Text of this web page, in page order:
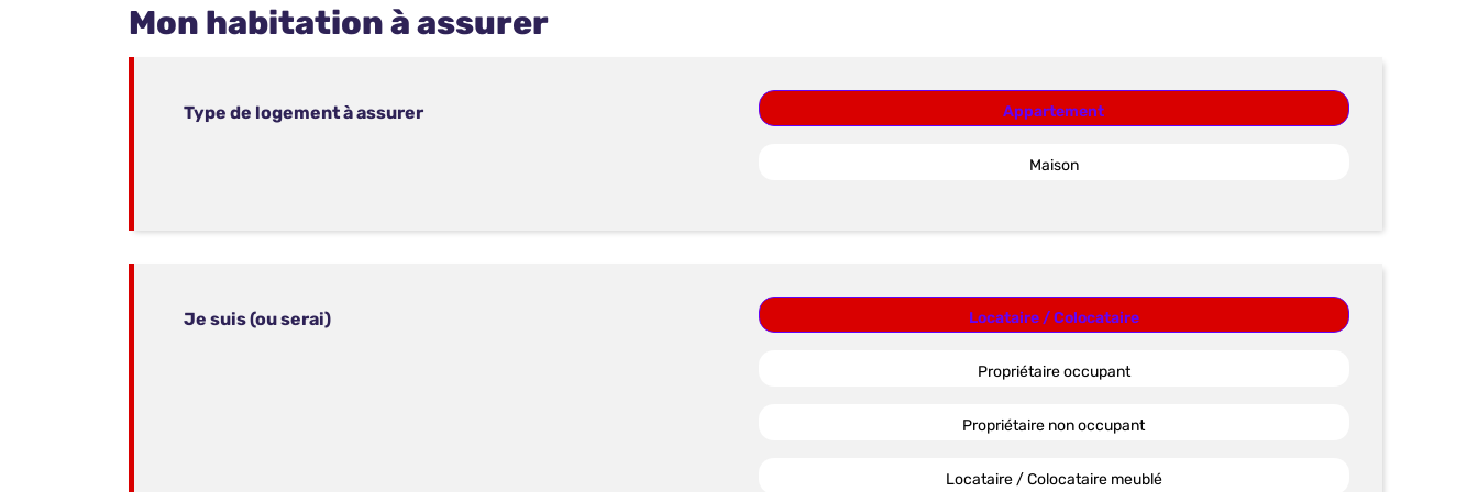
Mon habitation à assurer
Type de logement à assurer Appartement
Maison
Je suis (ou serai) Locataire / Colocataire
Propriétaire occupant
Propriétaire non occupant
Locataire / Colocataire meublé